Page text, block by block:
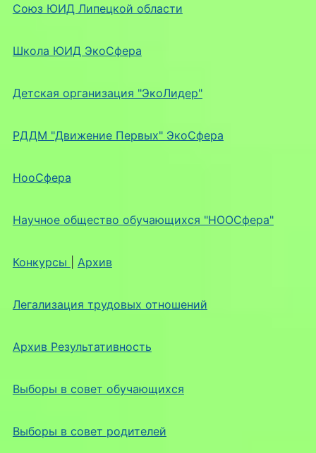
Союз ЮИД Липецкой области
Школа ЮИД ЭкоСфера
Детская организация "ЭкоЛидер"
РДДМ "Движение Первых" ЭкоСфера
НооСфера
Научное общество обучающихся "НООСфера"
Конкурсы Архив
Легализация трудовых отношений
Архив Результативность
Выборы в совет обучающихся
Выборы в совет родителей